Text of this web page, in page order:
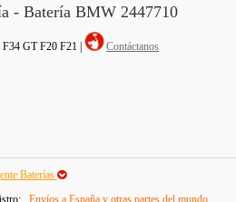
- Batería BMW 2447710
F34 GT F20 F21 Contáctanos
Baterías
Envíos a España y otras partes del mundo